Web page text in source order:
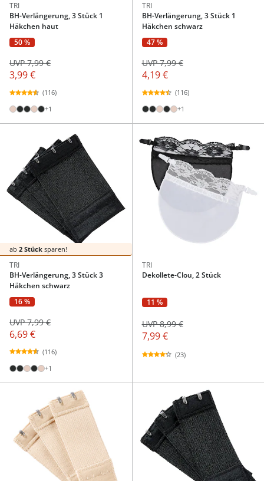
TRI
BH-Verlängerung, 3 Stück 1
Häkchen haut
50 %
3,99 €
UVP 7,99 €
(116)
+1
TRI
BH-Verlängerung, 3 Stück 1
Häkchen schwarz
47 %
4,19 €
UVP 7,99 €
(116)
+1
ab 2 Stück sparen!
TRI
BH-Verlängerung, 3 Stück 3
Häkchen schwarz
16 %
6,69 €
UVP 7,99 €
(116)
+1
TRI
Dekollete-Clou, 2 Stück
11 %
7,99 €
UVP 8,99 €
(23)